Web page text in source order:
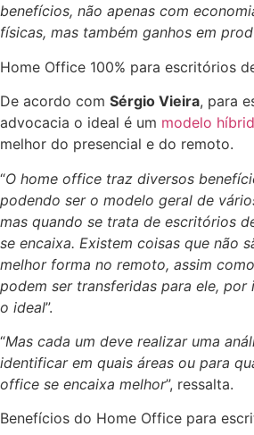
benefícios, não apenas com
físicas, mas também ganhos em
Home Office 100% para escritórios
De acordo com Sérgio Vieira, para
advocacia o ideal é um modelo
melhor do presencial e do remoto.
“O home office traz diversos
podendo ser o modelo geral de
mas quando se trata de escritórios
se encaixa. Existem coisas que não
melhor forma no remoto, assim
podem ser transferidas para ele, por
o ideal”.
“Mas cada um deve realizar uma
identificar em quais áreas ou para
office se encaixa melhor”, ressalta.
Benefícios do Home Office para